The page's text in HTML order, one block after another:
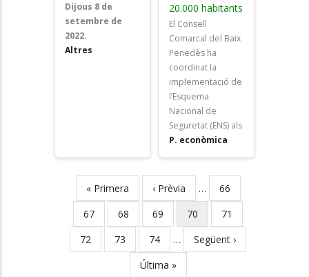
Dijous 8 de
setembre de
2022.
Altres
20.000 habitants
El Consell
Comarcal del Baix
Penedès ha
coordinat la
implementació de
l’Esquema
Nacional de
Seguretat (ENS) als
P. econòmica
Pagination
First
page
« Primera
Previous
page
‹ Prèvia … Page
66
Page
67 Page
68 Page
69
Current
page
70 Page
71
Page
72 Page
73 Page
74 …
Next
page
Següent ›
Last
Última »